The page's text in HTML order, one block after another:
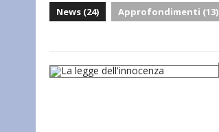
News (24) Approfondimenti (13)